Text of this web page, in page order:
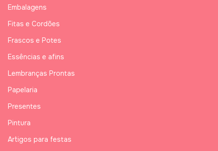
Embalagens
Fitas e Cordões
Frascos e Potes
Essências e afins
Lembranças Prontas
Papelaria
Presentes
Pintura
Artigos para festas